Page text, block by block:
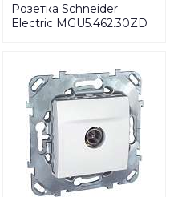
Розетка Schneider
Electric MGU5.462.30ZD